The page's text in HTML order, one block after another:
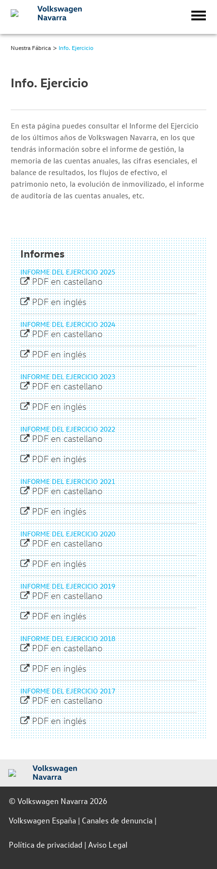
Nuestra Fábrica > Info. Ejercicio
Info. Ejercicio
En esta página puedes consultar el Informe del Ejercicio
de los últimos años de Volkswagen Navarra, en los que
tendrás información sobre el informe de gestión, la
memoria de las cuentas anuales, las cifras esenciales, el
balance de resultados, los flujos de efectivo, el
patrimonio neto, la evolución de inmovilizado, el informe
de auditoría de las cuentas anuales, etc.
Informes
INFORME DEL EJERCICIO 2025
PDF en castellano
PDF en inglés
INFORME DEL EJERCICIO 2024
PDF en castellano
PDF en inglés
INFORME DEL EJERCICIO 2023
PDF en castellano
PDF en inglés
INFORME DEL EJERCICIO 2022
PDF en castellano
PDF en inglés
INFORME DEL EJERCICIO 2021
PDF en castellano
PDF en inglés
INFORME DEL EJERCICIO 2020
PDF en castellano
PDF en inglés
INFORME DEL EJERCICIO 2019
PDF en castellano
PDF en inglés
INFORME DEL EJERCICIO 2018
PDF en castellano
PDF en inglés
INFORME DEL EJERCICIO 2017
PDF en castellano
PDF en inglés
© Volkswagen Navarra 2026
Volkswagen España
Canales de denuncia
Política de privacidad Aviso Legal